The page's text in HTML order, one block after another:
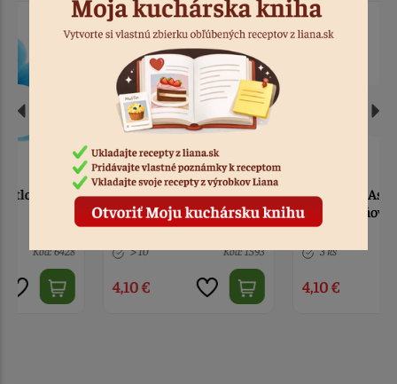
Oblátková Astra maxi
> 10 Kód: 1593
4,10 €
Oblátková Astra maxi
ružová tieňovaná
3 ks Kód: 98
4,10 €